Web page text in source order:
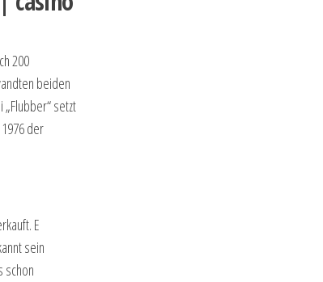
200
beiden
setzt
der
E
sein
schon